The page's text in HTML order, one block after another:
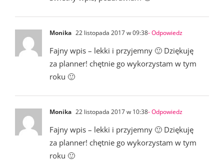
Monika 22 listopada 2017 w 09:38- Odpowiedz
Fajny wpis – lekki i przyjemny 🙂 Dziękuję
za planner! chętnie go wykorzystam w tym
roku 🙂
Monika 22 listopada 2017 w 10:38- Odpowiedz
Fajny wpis – lekki i przyjemny 🙂 Dziękuję
za planner! chętnie go wykorzystam w tym
roku 🙂